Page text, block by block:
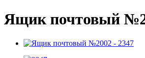
Ящик почтовый